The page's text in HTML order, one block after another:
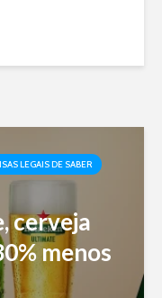
LEGAIS DE SABER
cerveja
menos